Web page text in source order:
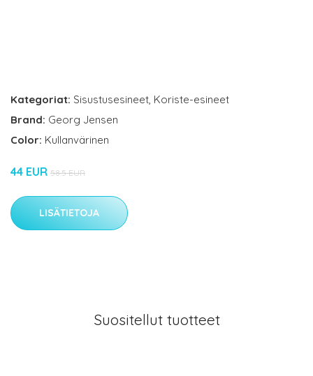
Kategoriat: Sisustusesineet, Koriste-esineet
Brand: Georg Jensen
Color: Kullanvärinen
44 EUR 58.5 EUR
LISÄTIETOJA
Suositellut tuotteet